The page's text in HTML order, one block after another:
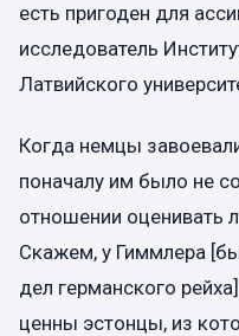
есть пригоден для
исследователь
Латвийского
Когда немцы
поначалу им было не
отношении оценивать
Скажем, у Гиммлера
дел германского
ценны эстонцы, из